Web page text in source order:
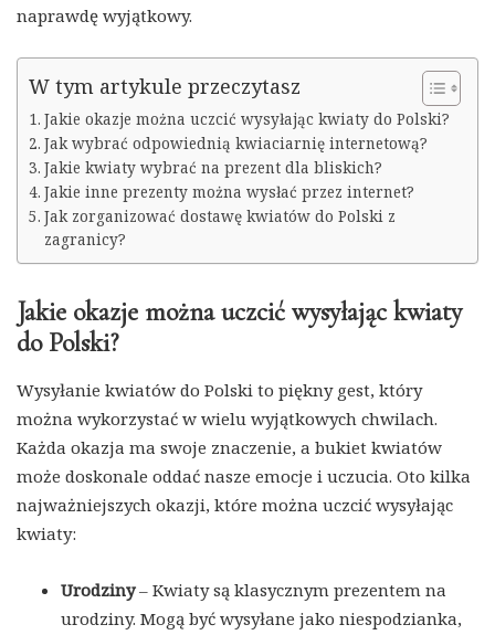
naprawdę wyjątkowy.
W tym artykule przeczytasz
Jakie okazje można uczcić wysyłając kwiaty do Polski?
Jak wybrać odpowiednią kwiaciarnię internetową?
Jakie kwiaty wybrać na prezent dla bliskich?
Jakie inne prezenty można wysłać przez internet?
Jak zorganizować dostawę kwiatów do Polski z
zagranicy?
Jakie okazje można uczcić wysyłając kwiaty
do Polski?
Wysyłanie kwiatów do Polski to piękny gest, który
można wykorzystać w wielu wyjątkowych chwilach.
Każda okazja ma swoje znaczenie, a bukiet kwiatów
może doskonale oddać nasze emocje i uczucia. Oto kilka
najważniejszych okazji, które można uczcić wysyłając
kwiaty:
Urodziny– Kwiaty są klasycznym prezentem na
urodziny. Mogą być wysyłane jako niespodzianka,